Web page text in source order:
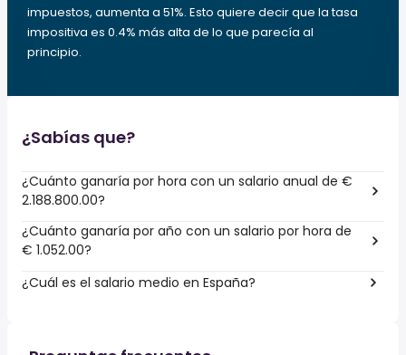
impuestos, aumenta a 51%. Esto quiere decir que la tasa
impositiva es 0.4% más alta de lo que parecía al
principio.
¿Sabías que?
¿Cuánto ganaría por hora con un salario anual de €
2.188.800.00?
¿Cuánto ganaría por año con un salario por hora de
€ 1.052.00?
¿Cuál es el salario medio en España?